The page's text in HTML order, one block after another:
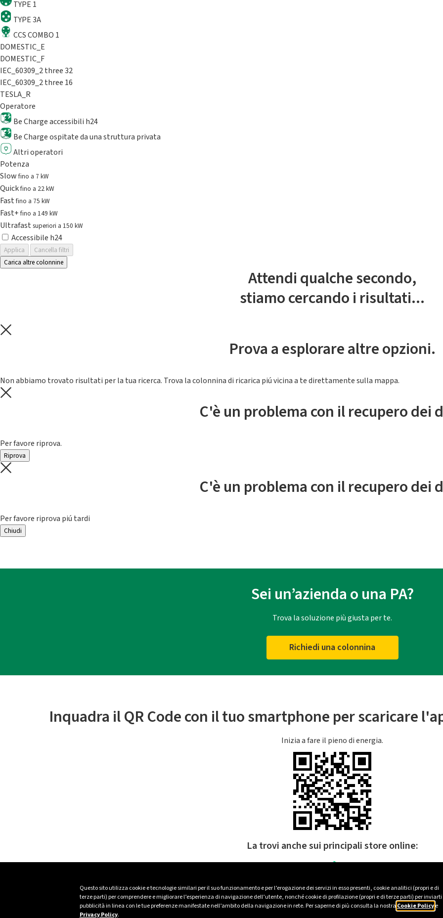
Questo sito utilizza cookie e tecnologie similari per il suo funzionamento e per l’erogazione dei servizi in esso presenti, cookie analitici (propri e di
terze parti) per comprendere e migliorare l’esperienza di navigazione dell’utente, nonché cookie di profilazione (propri e di terze parti) per inviarti
pubblicità in linea con le tue preferenze manifestate nell’ambito della navigazione in rete. Per saperne di più consulta la nostra Cookie Policye
Privacy Policy.
TYPE 1
TYPE 3A
CCS COMBO 1
DOMESTIC_E
DOMESTIC_F
IEC_60309_2 three 32
IEC_60309_2 three 16
TESLA_R
Operatore
Be Charge accessibili h24
Be Charge ospitate da una struttura privata
Altri operatori
Potenza
Slowfino a 7 kW
Quickfino a 22 kW
Fastfino a 75 kW
Fast+fino a 149 kW
Ultrafast superiori a 150 kW
Accessibile h24
Applica
Cancella filtri
Carica altre colonnine
Attendi qualche secondo,
stiamo cercando i risultati...
Prova a esplorare altre opzioni.
Non abbiamo trovato risultati per la tua ricerca. Trova la colonnina di ricarica piú vicina a te direttamente sulla mappa.
C'è un problema con il recupero dei
Per favore riprova.
Riprova
C'è un problema con il recupero dei
Per favore riprova piú tardi
Chiudi
Sei un’azienda o una PA?
Trova la soluzione più giusta per te.
Richiedi una colonnina
Inquadra il QR Code con il tuo smartphone per scaricare
Inizia a fare il pieno di energia.
La trovi anche sui principali store online: